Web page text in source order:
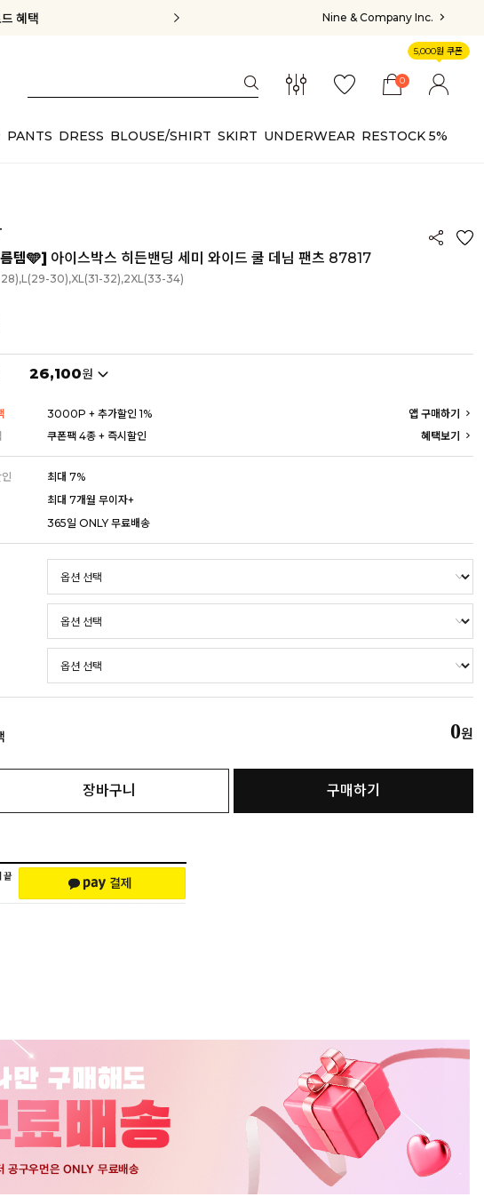
혜택
혜택 Nine & Company Inc.
0
5,000원 쿠폰
PANTS DRESS BLOUSE/SHIRT SKIRT UNDERWEAR RESTOCK 5%
템🩵] 아이스박스 히든밴딩 세미 와이드 쿨 데님 팬츠 87817
30),XL(31-32),2XL(33-34)
26,100원
3000P + 추가할인 1%
앱 구매하기
쿠폰팩 4종 + 즉시할인 혜택보기
최대 7%
최대 7개월 무이자+
365일 ONLY 무료배송
0원
장바구니 구매하기